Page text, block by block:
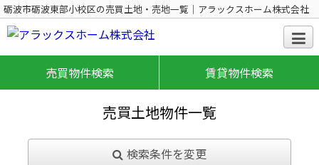
砺波市砺波東部小校区の売買土地・売地一覧｜アラックスホーム株式会社
売買物件検索 賃貸物件検索
売買土地物件一覧
検索条件を変更